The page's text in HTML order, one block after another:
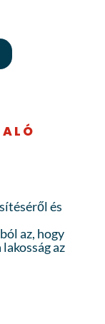
és
az, hogy
az